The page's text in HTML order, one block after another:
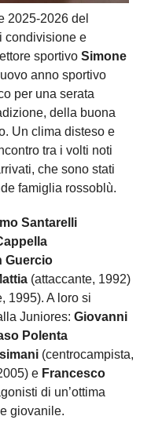
2025-2026 del
condivisione e
sportivo Simone
anno sportivo
per una serata
della buona
Un clima disteso e
tra i volti noti
che sono stati
famiglia rossoblù.
Santarelli
Guercio
(attaccante, 1992)
1995). A loro si
Juniores: Giovanni
Polenta
(centrocampista,
e Francesco
di un’ottima
giovanile.